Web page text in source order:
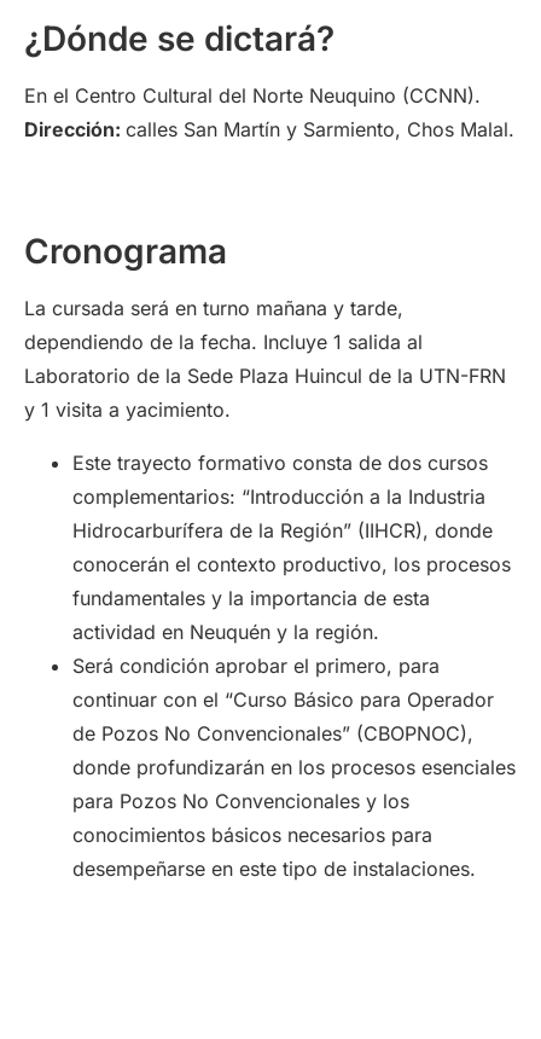
¿Dónde se dictará?
En el Centro Cultural del Norte Neuquino (CCNN).
Dirección: calles San Martín y Sarmiento, Chos Malal.
Cronograma
La cursada será en turno mañana y tarde,
dependiendo de la fecha. Incluye 1 salida al
Laboratorio de la Sede Plaza Huincul de la UTN-FRN
y 1 visita a yacimiento.
Este trayecto formativo consta de dos cursos
complementarios: “Introducción a la Industria
Hidrocarburífera de la Región” (IIHCR), donde
conocerán el contexto productivo, los procesos
fundamentales y la importancia de esta
actividad en Neuquén y la región.
Será condición aprobar el primero, para
continuar con el “Curso Básico para Operador
de Pozos No Convencionales” (CBOPNOC),
donde profundizarán en los procesos esenciales
para Pozos No Convencionales y los
conocimientos básicos necesarios para
desempeñarse en este tipo de instalaciones.